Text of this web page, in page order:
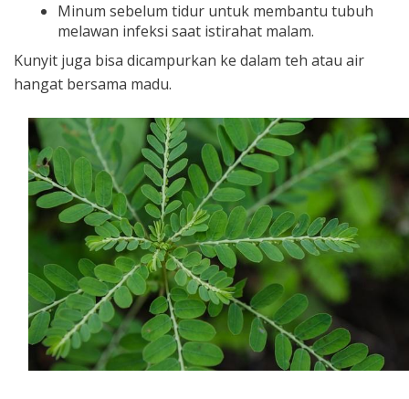
Minum sebelum tidur untuk membantu tubuh
melawan infeksi saat istirahat malam.
Kunyit juga bisa dicampurkan ke dalam teh atau air
hangat bersama madu.